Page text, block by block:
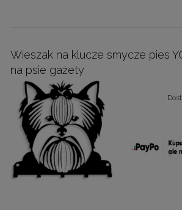
Wieszak na klucze smycze pies
na psie gażety